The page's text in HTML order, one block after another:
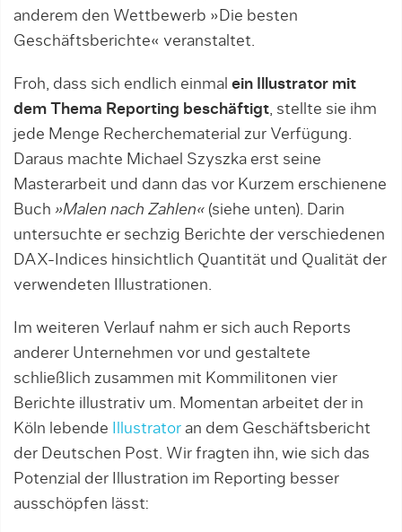
anderem den Wettbewerb »Die bes­ten
Geschäftsberichte« veranstaltet.
Froh, dass sich end­lich einmal ein Illustrator mit
dem Thema Reporting beschäftigt, stellte sie ihm
jede Menge Recherchema­terial zur Verfügung.
Daraus machte Michael Szyszka erst seine
Masterarbeit und dann das vor Kurzem erschie­nene
Buch »Malen nach Zahlen« (siehe unten). Darin
untersuchte er sechzig Berichte der verschiedenen
DAX-Indices hinsichtlich Quantität und Qua­lität der
verwendeten Illustrationen.
Im weiteren Ver­lauf nahm er sich auch Reports
anderer Unternehmen vor und gestaltete
schließlich zusam­men mit Kommilitonen vier
Berichte illustrativ um. Momen­tan ar­beitet der in
Köln lebende
Illustrator an dem Geschäftsbericht
der Deut­schen Post. Wir fragten ihn, wie sich das
Potenzial der Illus­tration im Reporting besser
ausschöpfen lässt: